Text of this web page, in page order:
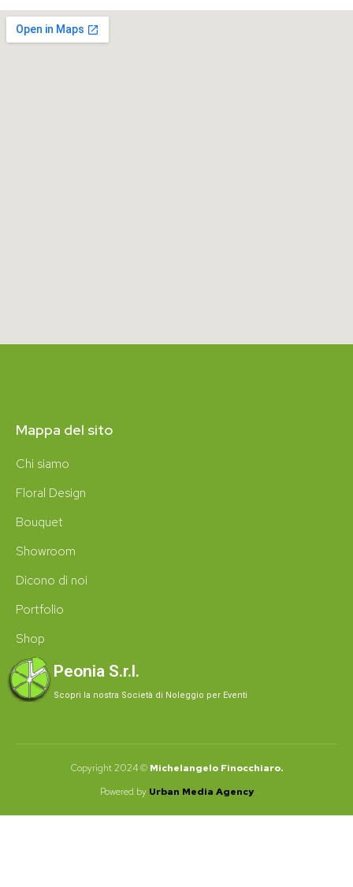
Mappa del sito
Chi siamo
Floral Design
Bouquet
Showroom
Dicono di noi
Portfolio
Shop
Peonia S.r.l.
Scopri la nostra Società di Noleggio per Eventi
Copyright 2024 © Michelangelo Finocchiaro.
Powered by Urban Media Agency